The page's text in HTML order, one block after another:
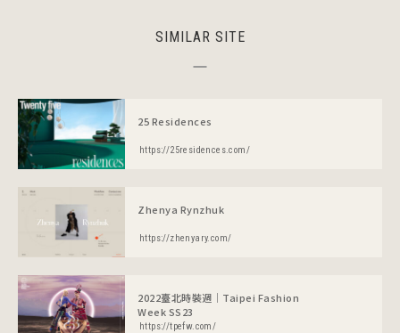
SIMILAR SITE
25 Residences
https://25residences.com/
Zhenya Rynzhuk
https://zhenyary.com/
2022臺北時裝週｜Taipei Fashion
Week SS23
https://tpefw.com/